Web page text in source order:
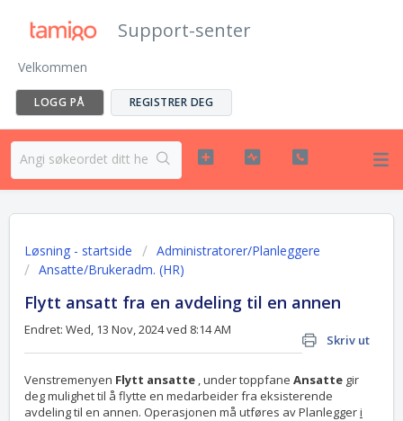
Support-senter
Velkommen
LOGG PÅ REGISTRER DEG
Løsning - startside
Administratorer/Planleggere
Ansatte/Brukeradm. (HR)
Flytt ansatt fra en avdeling til en annen
Skriv ut
Endret: Wed, 13 Nov, 2024 ved 8:14 AM
Venstremenyen Flytt ansatte , under toppfane Ansatte gir
deg mulighet til å flytte en medarbeider fra eksisterende
avdeling til en annen. Operasjonen må utføres av Planleggeri